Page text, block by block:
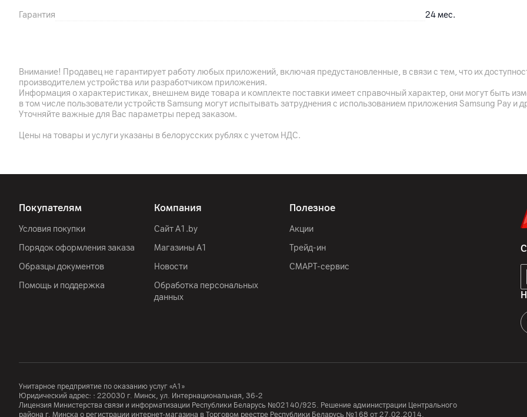
Гарантия 24мес.
Натан Роуд. Гонконг
Комплект поставки кабель
Страна производитель
Внимание! Продавец не гарантирует работу любых приложений, включая предустановленные, в связи с тем, что их
производителем устройства или разработчиком приложения.
Информация о характеристиках, внешнем виде товара и комплекте поставки имеет справочный характер, они могут быть
в том числе пользователи устройств Samsung могут испытывать затруднения с использованием приложения Samsung Pay и
Уточняйте важные для Вас параметры перед заказом.
Цены на товары и услуги указаны в белорусских рублях с учетом НДС.
Покупателям
Условия покупки
Порядок оформления заказа
Образцы документов
Помощь и поддержка
Компания
Сайт A1.by
Магазины А1
Новости
Обработка персональных
данных
Полезное
Акции
Трейд-ин
СМАРТ-сервис
Унитарное предприятие по оказанию услуг «А1»
Юридический адрес: : 220030 г. Минск, ул. Интернациональная, 36-2
Лицензия Министерства связи и информатизации Республики Беларусь №02140/925. Решение администрации Центрального
района г. Минска о регистрации интернет-магазина в Торговом реестре Республики Беларусь №168 от 27.02.2014.